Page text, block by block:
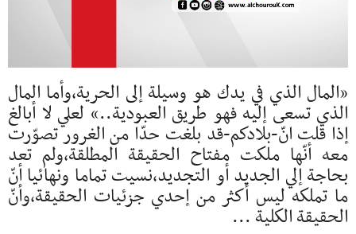
«المال الذي في يدك هو وسيلة إلى الحرية،وأما المال
الذي تسعى إليه فهو طريق العبودية..» لعلي لا أبالغ
إذا قلت انّ-بلادكم-قد بلغت حدّا من الغرور تصوّرت
معه أنّها ملكت مفتاح الحقيقة المطلقة،ولم تعد
بحاجة إلي الجديد أو التجديد،نسيت تماما ونهائيا أنّ
ما تملكه ليس أكثر من إحدي جزئيات الحقيقة،وأنّ
الحقيقة الكلية ...